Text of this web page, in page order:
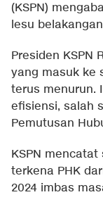
(KSPN)
lesu
Presiden KSPN
yang masuk ke
terus menurun.
efisiensi, salah
Pemutusan
KSPN
terkena PHK
2024 imbas